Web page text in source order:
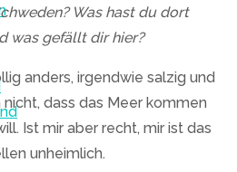
Was hast du dort
was gefällt dir hier?
anders, irgendwie salzig und
dass das Meer kommen
Ist mir aber recht, mir ist das
unheimlich.